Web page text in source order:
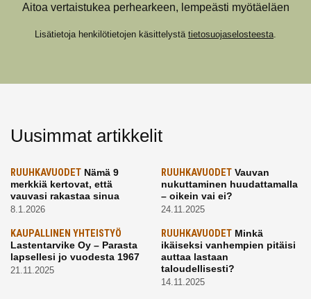
Aitoa vertaistukea perhearkeen, lempeästi myötäeläen
Lisätietoja henkilötietojen käsittelystä tietosuojaselosteesta
Uusimmat artikkelit
RUUHKAVUODET Nämä 9
merkkiä kertovat, että
vauvasi rakastaa sinua
8.1.2026
RUUHKAVUODETVauvan
nukuttaminen huudattamalla
– oikein vai ei?
24.11.2025
KAUPALLINEN YHTEISTYÖ
Lastentarvike Oy – Parasta
lapsellesi jo vuodesta 1967
21.11.2025
RUUHKAVUODETMinkä
ikäiseksi vanhempien pitäisi
auttaa lastaan
taloudellisesti?
14.11.2025